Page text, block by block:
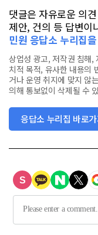
댓글은 자유로운 의
제안, 건의 등 답변이
민원 응답소 누리집
상업성 광고, 저작권 침해,
치적 목적, 유사한 내용의
거나 운영 취지에 맞지 않
의해 통보없이 삭제될 수
응답소 누리집 바로